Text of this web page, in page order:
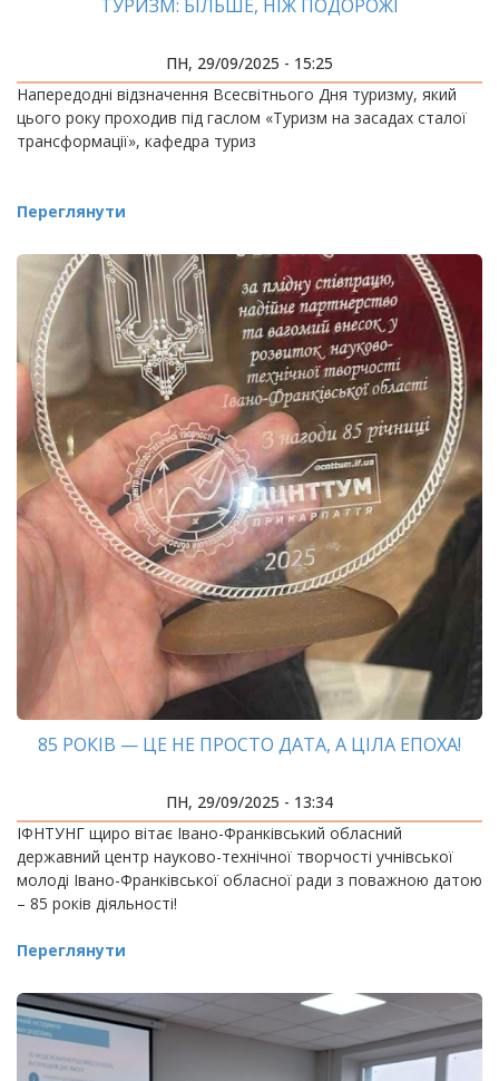
ТУРИЗМ: БІЛЬШЕ, НІЖ ПОДОРОЖІ
ПН, 29/09/2025 - 15:25
Напередодні відзначення Всесвітнього Дня туризму, який
цього року проходив під гаслом «Туризм на засадах сталої
трансформації», кафедра туриз
Переглянути
85 РОКІВ — ЦЕ НЕ ПРОСТО ДАТА, А ЦІЛА ЕПОХА!
ПН, 29/09/2025 - 13:34
ІФНТУНГ щиро вітає Івано-Франківський обласний
державний центр науково-технічної творчості учнівської
молоді Івано-Франківської обласної ради з поважною датою
– 85 років діяльності!
Переглянути